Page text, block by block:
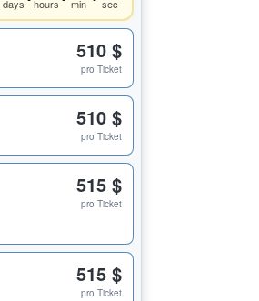
days hours min sec
510 $
pro Ticket
510 $
pro Ticket
515 $
pro Ticket
515 $
pro Ticket